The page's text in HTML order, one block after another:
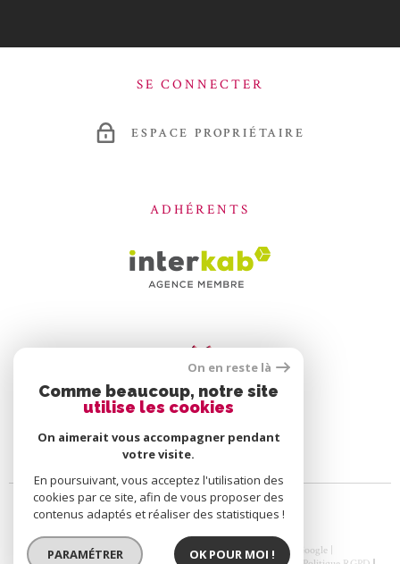
SE CONNECTER
ESPACE PROPRIÉTAIRE
ADHÉRENTS
© 2026 | Tous droits réservés | Traduction powered by Google |
On en reste là
Comme beaucoup, notre site
utilise les cookies
On aimerait vous accompagner pendant
votre visite.
En poursuivant, vous acceptez l'utilisation des
cookies par ce site, afin de vous proposer des
contenus adaptés et réaliser des statistiques !
PARAMÉTRER OK POUR MOI !